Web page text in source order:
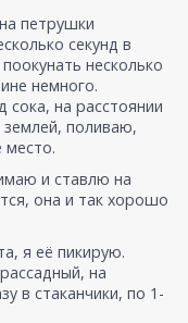
петрушки
секунд в
несколько
немного.
на расстоянии
поливаю,
место.
и ставлю на
она и так хорошо
я её пикирую.
на
в стаканчики, по 1-